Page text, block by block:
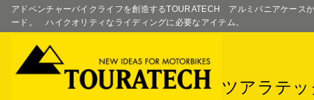
アドベンチャーバイクライフを創造するTOURATECH アルミパニアケース
ード。 ハイクオリティなライディングに必要なアイテム。
ツアラテ